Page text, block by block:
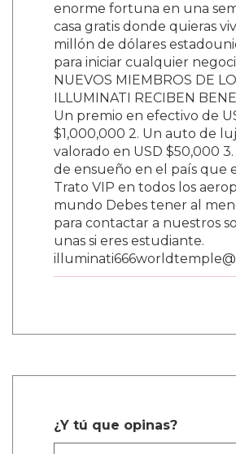
enorme fortuna en una
casa gratis donde quieras
millón de dólares
para iniciar cualquier
NUEVOS MIEMBROS DE
ILLUMINATI RECIBEN
Un premio en efectivo de
$1,000,000 2. Un auto de
valorado en USD $50,000 3.
de ensueño en el país que
Trato VIP en todos los
mundo Debes tener al
para contactar a nuestros
unas si eres estudiante.
¿Y tú que opinas?